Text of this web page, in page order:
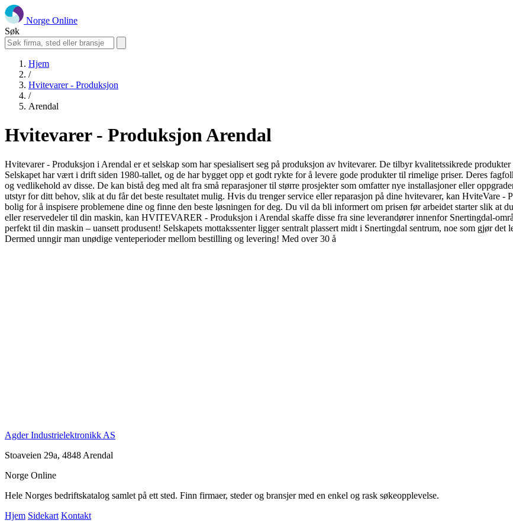
Norge Online
Søk
Hjem
/
Hvitevarer - Produksjon
/
Arendal
Hvitevarer - Produksjon Arendal
Hvitevarer - Produksjon i Arendal er et selskap som har spesialisert seg på produksjon av hvitevarer. De tilbyr kvalitetssikrede
Selskapet har vært i drift siden 1980-tallet, og de har bygget opp et godt rykte for å levere gode produkter til rimelige priser. Deres
og vedlikehold av disse. De kan bistå deg med alt fra små reparasjoner til større prosjekter som omfatter nye installasjoner eller
utstyr for ditt behov, slik at du får det beste resultatet mulig. Hvis du trenger service eller reparasjon på dine hvitevarer, kan HviteVare
bolig for å inspisere problemene dine og finne den beste løsningen for deg. Du vil da bli informert om prisen før arbeidet starter slik at
eller reservedeler til din maskin, kan HVITEVARER - Produksjon i Arendal skaffe disse fra sine leverandører innenfor Snertingdal-
perfekt til din maskin – uansett produsent! Selskapets mottakssenter ligger sentralt plassert midt i Snertingdal sentrum, noe som gjør det
Dermed unngir man unødige venteperioder mellom bestilling og levering! Med over 30 å
Agder Industrielektronikk AS
Stoaveien 29a, 4848 Arendal
Norge Online
Hele Norges bedriftskatalog samlet på ett sted. Finn firmaer, steder og bransjer med en enkel og rask søkeopplevelse.
Hjem Sidekart Kontakt